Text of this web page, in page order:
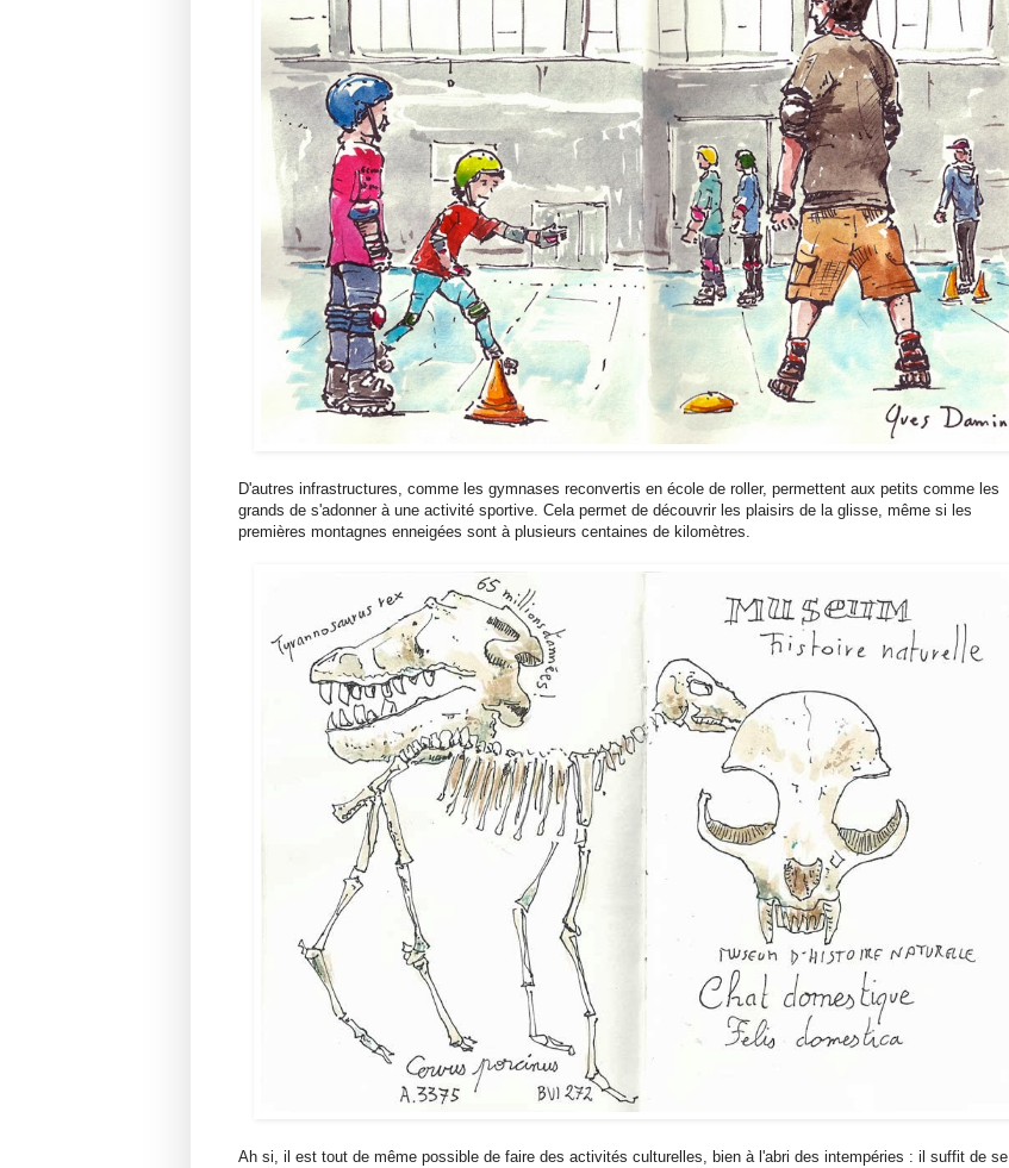
D'autres infrastructures, comme les gymnases reconvertis en école de roller, permettent aux petits comme les
grands de s'adonner à une activité sportive. Cela permet de découvrir les plaisirs de la glisse, même si les
premières montagnes enneigées sont à plusieurs centaines de kilomètres.
Ah si, il est tout de même possible de faire des activités culturelles, bien à l'abri des intempéries : il suffit de se